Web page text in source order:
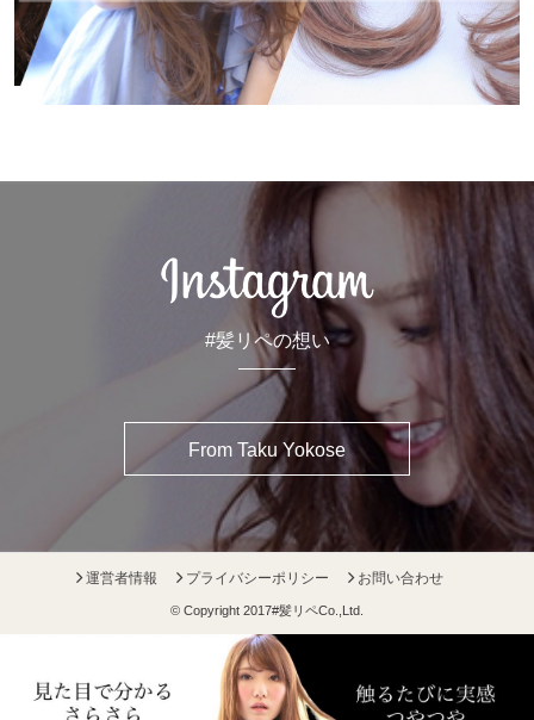
#髪リペの想い
From Taku Yokose
運営者情報 プライバシーポリシー お問い合わせ
© Copyright 2017#髪リペCo.,Ltd.